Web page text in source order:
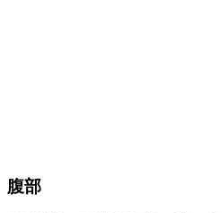
腹部